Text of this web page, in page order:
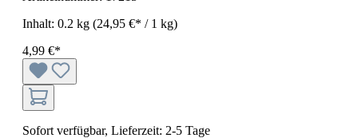
Inhalt: 0.2 kg (24,95 €* / 1 kg)
4,99 €*
Sofort verfügbar, Lieferzeit: 2-5 Tage